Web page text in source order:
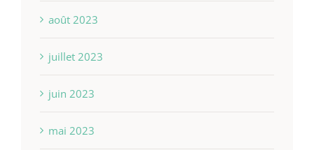
août 2023
juillet 2023
juin 2023
mai 2023